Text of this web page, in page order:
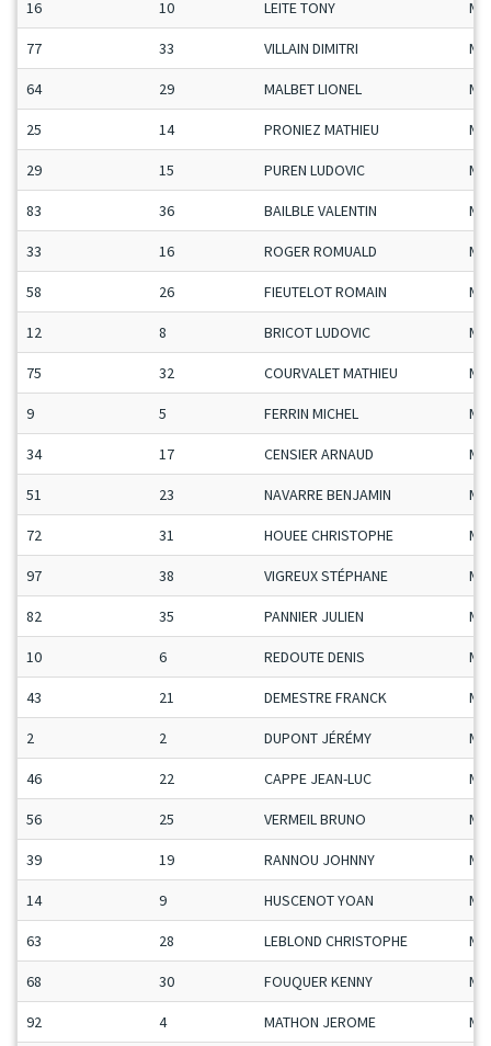
16 10 LEITE TONY
77 33 VILLAIN DIMITRI
64 29 MALBET LIONEL
25 14 PRONIEZ MATHIEU
29 15 PUREN LUDOVIC
83 36 BAILBLE VALENTIN
33 16 ROGER ROMUALD
58 26 FIEUTELOT ROMAIN
12 8 BRICOT LUDOVIC
75 32 COURVALET MATHIEU
9 5 FERRIN MICHEL
34 17 CENSIER ARNAUD
51 23 NAVARRE BENJAMIN
72 31 HOUEE CHRISTOPHE
97 38 VIGREUX STÉPHANE
82 35 PANNIER JULIEN
10 6 REDOUTE DENIS
43 21 DEMESTRE FRANCK
2 2 DUPONT JÉRÉMY
46 22 CAPPE JEAN-LUC
56 25 VERMEIL BRUNO
39 19 RANNOU JOHNNY
14 9 HUSCENOT YOAN
63 28 LEBLOND CHRISTOPHE
68 30 FOUQUER KENNY
92 4 MATHON JEROME